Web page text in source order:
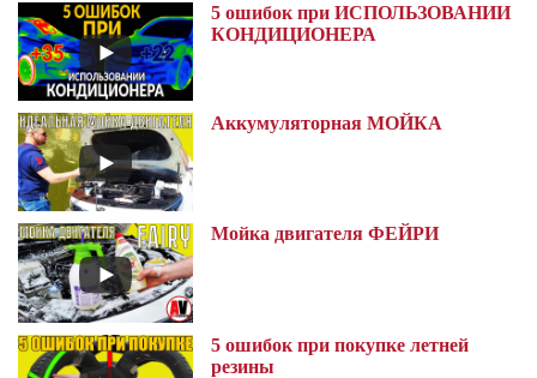
5 ошибок при ИСПОЛЬЗОВАНИИ
КОНДИЦИОНЕРА
Аккумуляторная МОЙКА
Мойка двигателя ФЕЙРИ
5 ошибок при покупке летней
резины